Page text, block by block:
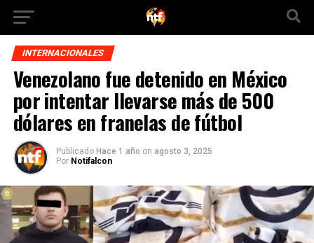
INTERNACIONALES
Venezolano fue detenido en México
por intentar llevarse más de 500
dólares en franelas de fútbol
Publicado Hace 1 año on agosto 3, 2025
Por Notifalcon